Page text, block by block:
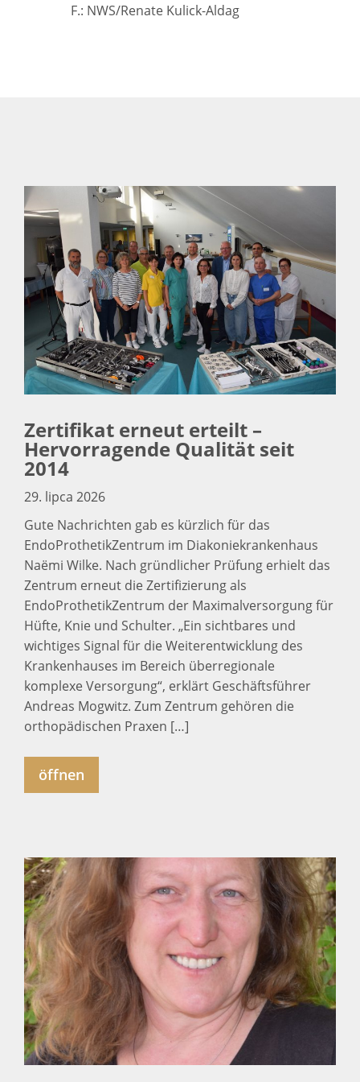
F.: NWS/Renate Kulick-Aldag
Zertifikat erneut erteilt –
Hervorragende Qualität seit
2014
29. lipca 2026
Gute Nachrichten gab es kürzlich für das
EndoProthetikZentrum im Diakoniekrankenhaus
Naëmi Wilke. Nach gründlicher Prüfung erhielt das
Zentrum erneut die Zertifizierung als
EndoProthetikZentrum der Maximalversorgung für
Hüfte, Knie und Schulter. „Ein sichtbares und
wichtiges Signal für die Weiterentwicklung des
Krankenhauses im Bereich überregionale
komplexe Versorgung“, erklärt Geschäftsführer
Andreas Mogwitz. Zum Zentrum gehören die
orthopädischen Praxen […]
öffnen